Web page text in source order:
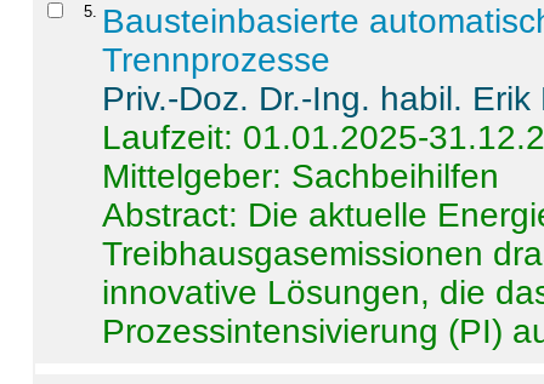
5
Bausteinbasierte
Trennprozesse
Priv.-Doz. Dr.-Ing. habil. Erik
Laufzeit: 01.01.2025-
Mittelgeber: Sachbeihilfen
Abstract: Die aktuelle
Treibhausgasemissionen
innovative Lösungen, die
Prozessintensivierung (PI)